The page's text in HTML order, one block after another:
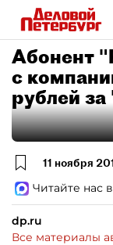
Абонент
с
рублей
11 ноября
Читайте нас
dp.ru
Все материалы